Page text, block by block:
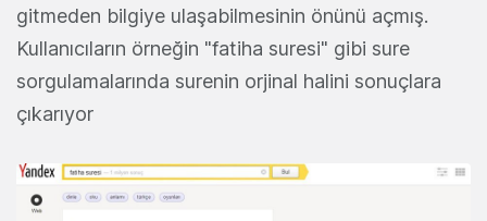
gitmeden bilgiye ulaşabilmesinin önünü açmış.
Kullanıcıların örneğin "fatiha suresi" gibi sure
sorgulamalarında surenin orjinal halini sonuçlara
çıkarıyor